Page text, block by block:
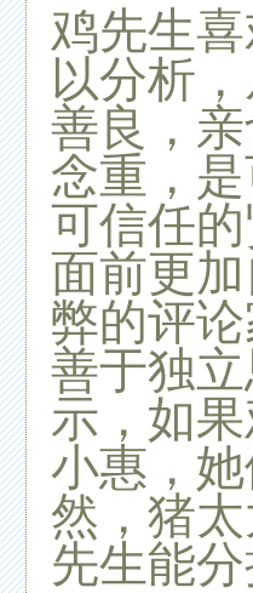
鸡先生
以分析
善良，
念重，
可信任
面前更
弊的评
善于独
示，如
小惠，
然，猪
先生能